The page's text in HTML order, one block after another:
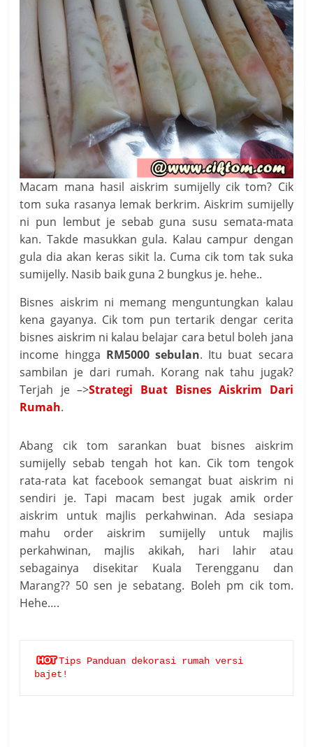
Macam mana hasil aiskrim sumijelly cik tom? Cik
tom suka rasanya lemak berkrim. Aiskrim sumijelly
ni pun lembut je sebab guna susu semata-mata
kan. Takde masukkan gula. Kalau campur dengan
gula dia akan keras sikit la. Cuma cik tom tak suka
sumijelly. Nasib baik guna 2 bungkus je. hehe..
Bisnes aiskrim ni memang menguntungkan kalau
kena gayanya. Cik tom pun tertarik dengar cerita
bisnes aiskrim ni kalau belajar cara betul boleh jana
income hingga RM5000 sebulan. Itu buat secara
sambilan je dari rumah. Korang nak tahu jugak?
Terjah je –>Strategi Buat Bisnes Aiskrim Dari
Rumah.
Abang cik tom sarankan buat bisnes aiskrim
sumijelly sebab tengah hot kan. Cik tom tengok
rata-rata kat facebook semangat buat aiskrim ni
sendiri je. Tapi macam best jugak amik order
aiskrim untuk majlis perkahwinan. Ada sesiapa
mahu order aiskrim sumijelly untuk majlis
perkahwinan, majlis akikah, hari lahir atau
sebagainya disekitar Kuala Terengganu dan
Marang?? 50 sen je sebatang. Boleh pm cik tom.
Hehe….
Tips Panduan dekorasi rumah versi
bajet!